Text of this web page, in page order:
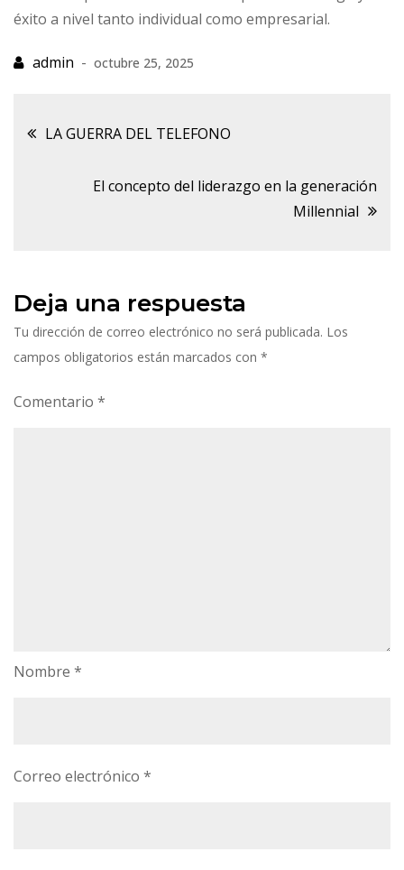
éxito a nivel tanto individual como empresarial.
octubre 25, 2025
Navegación
LA GUERRA DEL TELEFONO
El concepto del liderazgo en la generación
Millennial
Deja una respuesta
Tu dirección de correo electrónico no será publicada. Los
campos obligatorios están marcados con *
Comentario *
Nombre *
Correo electrónico *